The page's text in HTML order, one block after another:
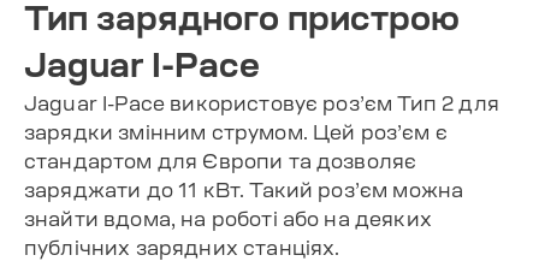
Тип зарядного пристрою
Jaguar I-Pace
Jaguar I-Pace використовує роз’єм Тип 2 для
зарядки змінним струмом. Цей роз’єм є
стандартом для Європи та дозволяє
заряджати до 11 кВт. Такий роз’єм можна
знайти вдома, на роботі або на деяких
публічних зарядних станціях.